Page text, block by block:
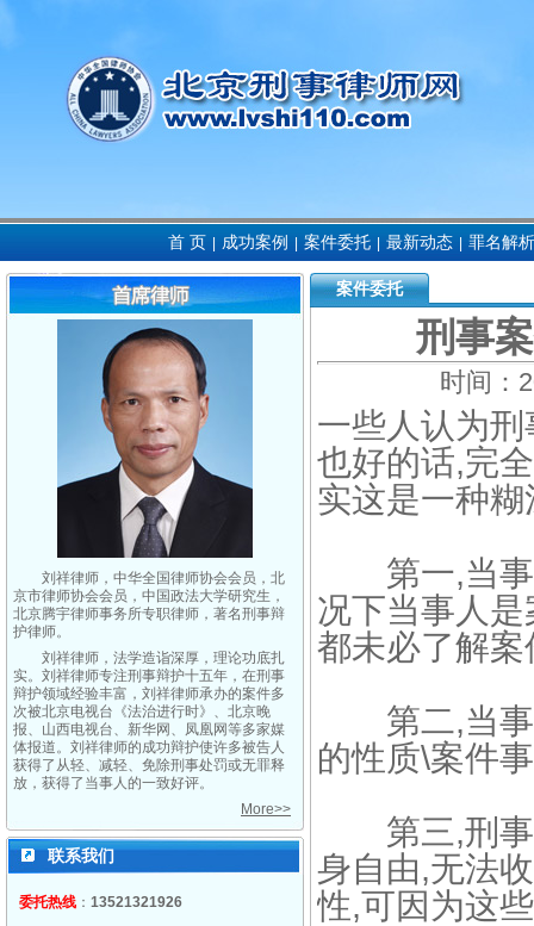
首 页 成功案例 案件委托 最新动态 罪名解析
刘祥律师，中华全国律师协会会员，北
京市律师协会会员，中国政法大学研究生，
北京腾宇律师事务所专职律师，著名刑事辩
护律师。
刘祥律师，法学造诣深厚，理论功底扎
实。刘祥律师专注刑事辩护十五年，在刑事
辩护领域经验丰富，刘祥律师承办的案件多
次被北京电视台《法治进行时》、北京晚
报、山西电视台、新华网、凤凰网等多家媒
体报道。刘祥律师的成功辩护使许多被告人
获得了从轻、减轻、免除刑事处罚或无罪释
放，获得了当事人的一致好评。
More>>
联系我们
委托热线 ： 13521321926
案件委托
刑事
时间：
一些人认为
也好的话,完
实这是一种
第一,当事
况下当事人
都未必了解
第二,当事
的性质\案件
第三,刑事
身自由,无法
性,可因为这